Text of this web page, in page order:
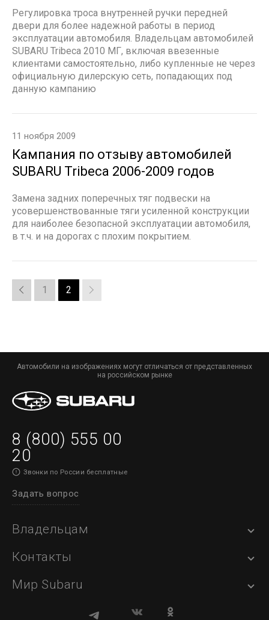
Регулировка троса внутренней ручки передней
двери для более надежной работы в период
эксплуатации автомобиля. Владельцам автомобилей
SUBARU Tribeca 2010 МГ, включая ввезенные
клиентами самостоятельно, либо купленные не через
официальную дилерскую сеть, попадающих под
данную кампанию
11 ноября 2009
Кампания по отзыву автомобилей
SUBARU Tribeca 2006-2009 годов
Замена задних поперечных тяг подвески на
усовершенствованные тяги усиленной конструкции
для наиболее безопасной эксплуатации автомобиля,
в т.ч. и на дорогах с плохим покрытием.
1 2
Автомобили на изображениях могут отличаться от представленных
на российском рынке
8 (800) 555 00
20
Звонки по России бесплатные
Задать вопрос
Владельцам
Контакты
Мир Subaru